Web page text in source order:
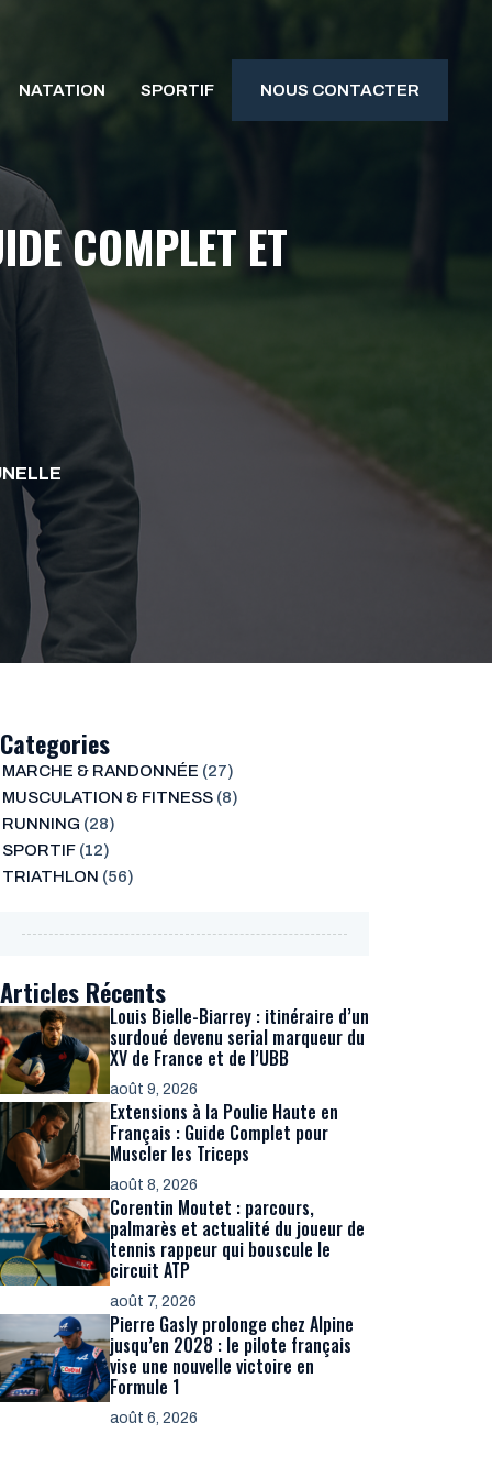
NATATION SPORTIF NOUS CONTACTER
COMPLET ET
Categories
MARCHE & RANDONNÉE (27)
MUSCULATION & FITNESS(8)
RUNNING (28)
SPORTIF(12)
TRIATHLON (56)
Articles Récents
Louis Bielle-Biarrey : itinéraire d’un
surdoué devenu serial marqueur du
XV de France et de l’UBB
août 9, 2026
Extensions à la Poulie Haute en
Français : Guide Complet pour
Muscler les Triceps
août 8, 2026
Corentin Moutet : parcours,
palmarès et actualité du joueur de
tennis rappeur qui bouscule le
circuit ATP
août 7, 2026
Pierre Gasly prolonge chez Alpine
jusqu’en 2028 : le pilote français
vise une nouvelle victoire en
Formule 1
août 6, 2026